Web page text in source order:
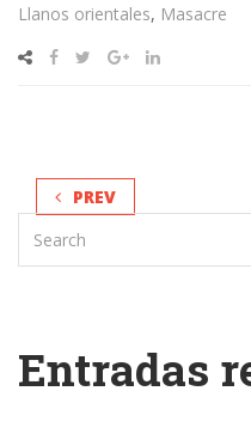
Llanos orientales, Masacre
PREV
Entradas